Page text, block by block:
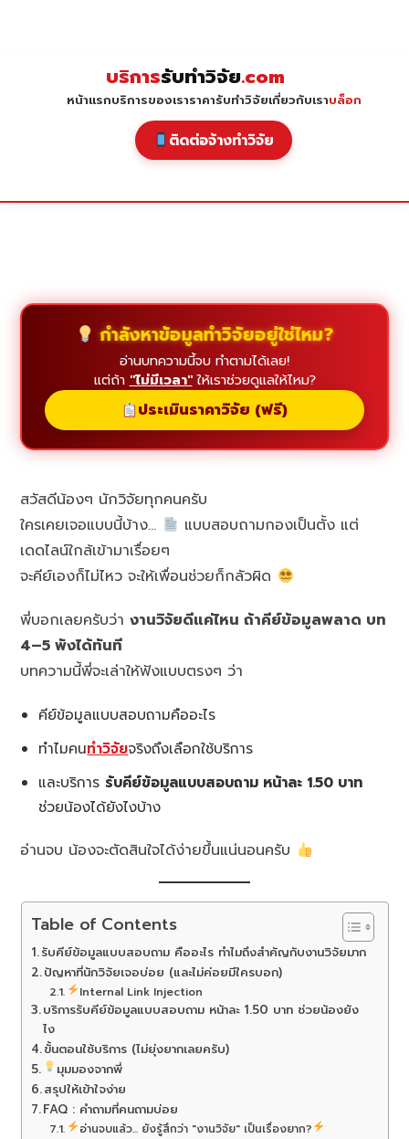
บริการรับทำวิจัย.com
หน้าแรกบริการของเราราคารับทำวิจัยเกี่ยวกับเราบล็อก
ติดต่อจ้างทำวิจัย
กำลังหาข้อมูลทำวิจัยอยู่ใช่ไหม?
อ่านบทความนี้จบ ทำตามได้เลย!
แต่ถ้า "ไม่มีเวลา"ให้เราช่วยดูแลให้ไหม?
ประเมินราคาวิจัย (ฟรี)
สวัสดีน้องๆ นักวิจัยทุกคนครับ
ใครเคยเจอแบบนี้บ้าง…
แบบสอบถามกองเป็นตั้ง แต่
เดดไลน์ใกล้เข้ามาเรื่อยๆ
จะคีย์เองก็ไม่ไหว จะให้เพื่อนช่วยก็กลัวผิด
พี่บอกเลยครับว่างานวิจัยดีแค่ไหน ถ้าคีย์ข้อมูลพลาด บท
4–5 พังได้ทันที
บทความนี้พี่จะเล่าให้ฟังแบบตรงๆ ว่า
คีย์ข้อมูลแบบสอบถามคืออะไร
ทำไมคนทำวิจัยจริงถึงเลือกใช้บริการ
และบริการ รับคีย์ข้อมูลแบบสอบถาม หน้าละ 1.50 บาท
ช่วยน้องได้ยังไงบ้าง
อ่านจบ น้องจะตัดสินใจได้ง่ายขึ้นแน่นอนครับ
Table of Contents
รับคีย์ข้อมูลแบบสอบถาม คืออะไร ทำไมถึงสำคัญกับงานวิจัยมาก
ปัญหาที่นักวิจัยเจอบ่อย (และไม่ค่อยมีใครบอก)
Internal Link Injection
บริการรับคีย์ข้อมูลแบบสอบถาม หน้าละ 1.50 บาท ช่วยน้องยัง
ไง
ขั้นตอนใช้บริการ (ไม่ยุ่งยากเลยครับ)
มุมมองจากพี่
สรุปให้เข้าใจง่าย
FAQ : คำถามที่คนถามบ่อย
อ่านจบแล้ว... ยังรู้สึกว่า "งานวิจัย" เป็นเรื่องยาก?